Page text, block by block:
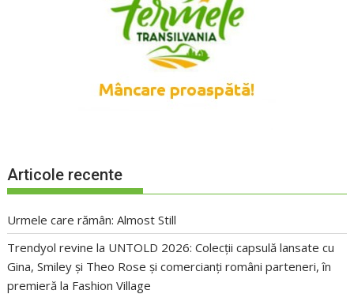
Articole recente
Urmele care rămân: Almost Still
Trendyol revine la UNTOLD 2026: Colecții capsulă lansate cu
Gina, Smiley și Theo Rose și comercianți români parteneri, în
premieră la Fashion Village